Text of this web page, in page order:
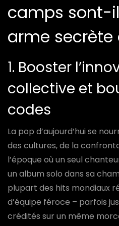
camps sont-
arme secrète
1. Booster
collective et
codes
La pop d’aujourd’hui se
des cultures, de la
l’époque où un seul
un album solo dans sa
plupart des hits mondiaux
d’équipe féroce – parfois
crédités sur un même